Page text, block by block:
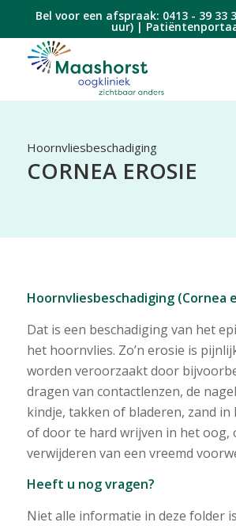
Bel voor een afspraak: 0413 - 39 33
uur) |
Hoornvliesbeschadiging
CORNEA EROSIE
Hoornvliesbeschadiging (Cornea
Dat is een beschadiging van het
het hoornvlies. Zo’n erosie is
worden veroorzaakt door
dragen van contactlenzen, de
kindje, takken of bladeren, zand in
of door te hard wrijven in het oog,
verwijderen van een vreemd
Heeft u nog vragen?
Niet alle informatie in deze folder